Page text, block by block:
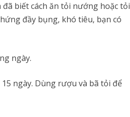
biết cách ăn tỏi nướng hoặc tỏi
đầy bụng, khó tiêu, bạn có
ngày.
ngày. Dùng rượu và bã tỏi để